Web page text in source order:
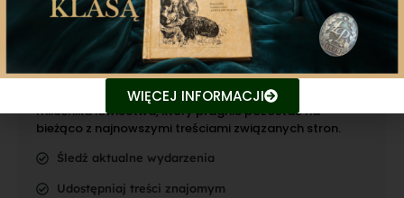
Aplikacja mobilna
Nasza aplikacja to doskonały towarzysz każdego
miłośnika łowiectwa, który pragnie pozostać na
bieżąco z najnowszymi treściami związanych stron.
Śledź aktualne wydarzenia
Udostępniaj treści znajomym
WIĘCEJ INFORMACJI